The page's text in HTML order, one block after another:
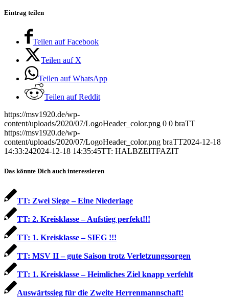
Eintrag teilen
Teilen auf Facebook
Teilen auf X
Teilen auf WhatsApp
Teilen auf Reddit
https://msv1920.de/wp-
content/uploads/2020/07/LogoHeader_color.png 0 0 braTT
https://msv1920.de/wp-
content/uploads/2020/07/LogoHeader_color.png braTT2024-12-18
14:33:242024-12-18 14:35:45TT: HALBZEITFAZIT
Das könnte Dich auch interessieren
TT: Zwei Siege – Eine Niederlage
TT: 2. Kreisklasse – Aufstieg perfekt!!!
TT: 1. Kreisklasse – SIEG !!!
TT: MSV II – gute Saison trotz Verletzungssorgen
TT: 1. Kreisklasse – Heimliches Ziel knapp verfehlt
Auswärtssieg für die Zweite Herrenmannschaft!